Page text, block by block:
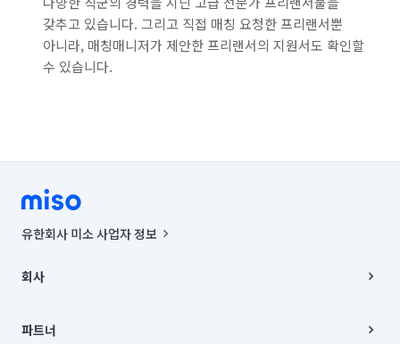
갖추고 있습니다. 그리고 직접 매칭 요청한 프리랜서뿐
아니라, 매칭매니저가 제안한 프리랜서의 지원서도 확인할
수 있습니다.
유한회사 미소 사업자 정보
00019 |
주소 | 본사: 서울특별시 종로구 율곡로 6(중학동, 트윈트리빌딩) B동 5층
회사
채용
파트너